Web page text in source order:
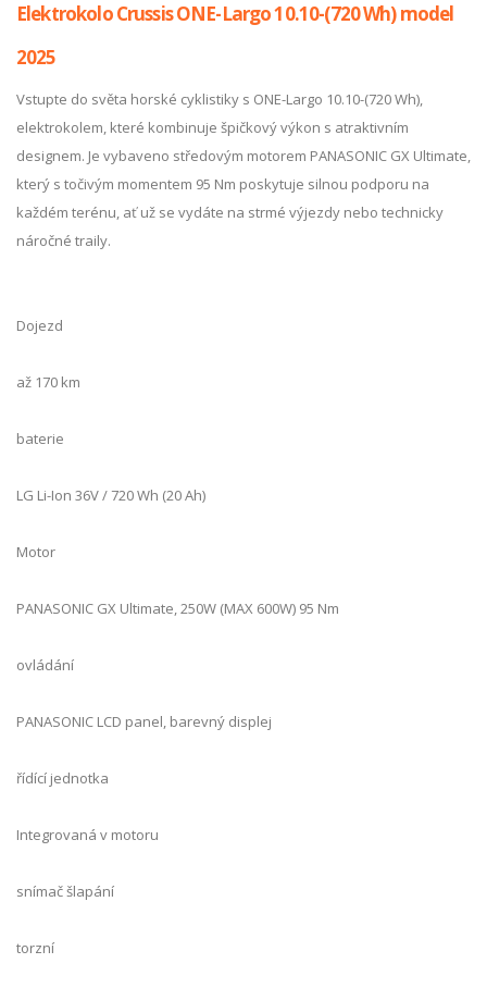
Elektrokolo Crussis ONE-Largo 10.10-(720 Wh) model
2025
Vstupte do světa horské cyklistiky s ONE-Largo 10.10-(720 Wh),
elektrokolem, které kombinuje špičkový výkon s atraktivním
designem. Je vybaveno středovým motorem PANASONIC GX Ultimate,
který s točivým momentem 95 Nm poskytuje silnou podporu na
každém terénu, ať už se vydáte na strmé výjezdy nebo technicky
náročné traily.
Dojezd
až 170 km
baterie
LG Li-Ion 36V / 720 Wh (20 Ah)
Motor
PANASONIC GX Ultimate, 250W (MAX 600W) 95 Nm
ovládání
PANASONIC LCD panel, barevný displej
řídící jednotka
Integrovaná v motoru
snímač šlapání
torzní